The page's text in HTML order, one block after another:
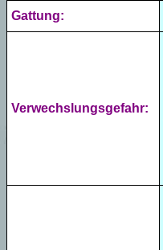
Gattung:
Verwechslungsgefahr: